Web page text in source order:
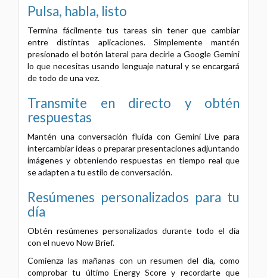
Pulsa, habla, listo
Termina fácilmente tus tareas sin tener que cambiar
entre distintas aplicaciones. Simplemente mantén
presionado el botón lateral para decirle a Google Gemini
lo que necesitas usando lenguaje natural y se encargará
de todo de una vez.
Transmite en directo y obtén
respuestas
Mantén una conversación fluida con Gemini Live para
intercambiar ideas o preparar presentaciones adjuntando
imágenes y obteniendo respuestas en tiempo real que
se adapten a tu estilo de conversación.
Resúmenes personalizados para tu
día
Obtén resúmenes personalizados durante todo el día
con el nuevo Now Brief.
Comienza las mañanas con un resumen del día, como
comprobar tu último Energy Score y recordarte que